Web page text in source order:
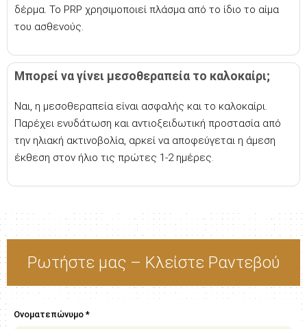
δέρμα. Το PRP χρησιμοποιεί πλάσμα από το ίδιο το αίμα
του ασθενούς.
Μπορεί να γίνει μεσοθεραπεία το καλοκαίρι;
Ναι, η μεσοθεραπεία είναι ασφαλής και το καλοκαίρι.
Παρέχει ενυδάτωση και αντιοξειδωτική προστασία από
την ηλιακή ακτινοβολία, αρκεί να αποφεύγεται η άμεση
έκθεση στον ήλιο τις πρώτες 1-2 ημέρες.
Ρωτήστε μας – Κλείστε Ραντεβού
Ονοματεπώνυμο *